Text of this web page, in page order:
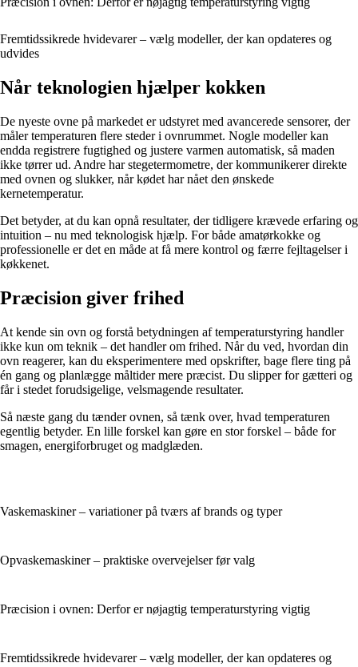
Fremtidssikrede hvidevarer – vælg modeller, der kan opdateres og
udvides
Når teknologien hjælper kokken
De nyeste ovne på markedet er udstyret med avancerede sensorer, der
måler temperaturen flere steder i ovnrummet. Nogle modeller kan
endda registrere fugtighed og justere varmen automatisk, så maden
ikke tørrer ud. Andre har stegetermometre, der kommunikerer direkte
med ovnen og slukker, når kødet har nået den ønskede
kernetemperatur.
Det betyder, at du kan opnå resultater, der tidligere krævede erfaring og
intuition – nu med teknologisk hjælp. For både amatørkokke og
professionelle er det en måde at få mere kontrol og færre fejltagelser i
køkkenet.
Præcision giver frihed
At kende sin ovn og forstå betydningen af temperaturstyring handler
ikke kun om teknik – det handler om frihed. Når du ved, hvordan din
ovn reagerer, kan du eksperimentere med opskrifter, bage flere ting på
én gang og planlægge måltider mere præcist. Du slipper for gætteri og
får i stedet forudsigelige, velsmagende resultater.
Så næste gang du tænder ovnen, så tænk over, hvad temperaturen
egentlig betyder. En lille forskel kan gøre en stor forskel – både for
smagen, energiforbruget og madglæden.
Vaskemaskiner – variationer på tværs af brands og typer
Opvaskemaskiner – praktiske overvejelser før valg
Præcision i ovnen: Derfor er nøjagtig temperaturstyring vigtig
Fremtidssikrede hvidevarer – vælg modeller, der kan opdateres og